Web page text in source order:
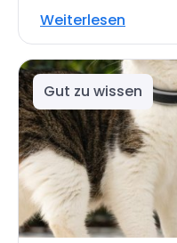
Weiterlesen
Gut zu wissen